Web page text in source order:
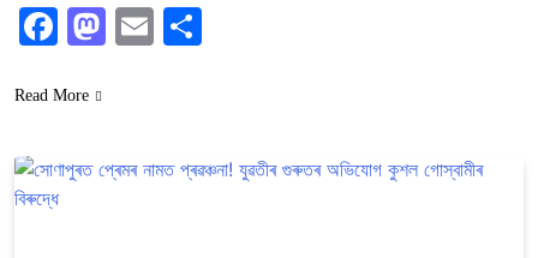
Facebook
Mastodon
Email
Read More